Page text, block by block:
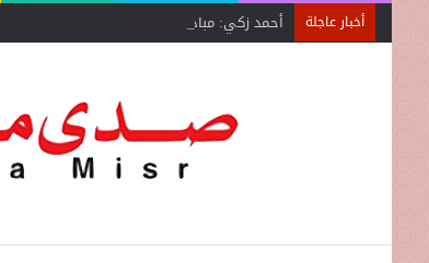
أخبار عاجلة أحمد زكي: مبادرة “مصر تنطلق بالتصدير”